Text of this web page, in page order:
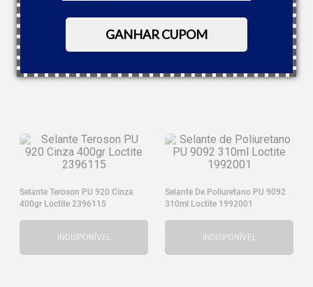
GANHAR CUPOM
Tapmatic CH1
COMPRAR
Emborrachamento A Frio 500ml
Tapmatic CK1
COMPRAR
Selante Teroson PU 920 Cinza
400gr Loctite 2396115
INDISPONÍVEL
Selante De Poliuretano PU 9092
310ml Loctite 1992001
INDISPONÍVEL